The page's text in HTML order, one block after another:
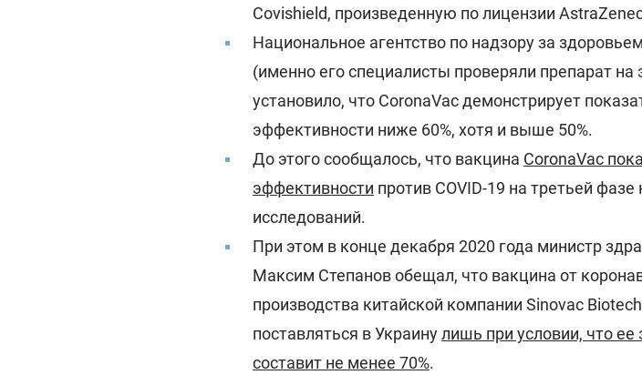
Covishield, произведенную по лицензии
Национальное агентство по надзору за
(именно его специалисты проверяли препарат на
установило, что CoronaVac демонстрирует
эффективности ниже 60%, хотя и выше 50%.
До этого сообщалось, что вакцина CoronaVac
эффективности против COVID-19 на третьей фазе
исследований.
При этом в конце декабря 2020 года министр
Максим Степанов обещал, что вакцина от
производства китайской компании Sinovac
поставляться в Украинулишь при условии, что
составит не менее 70%.